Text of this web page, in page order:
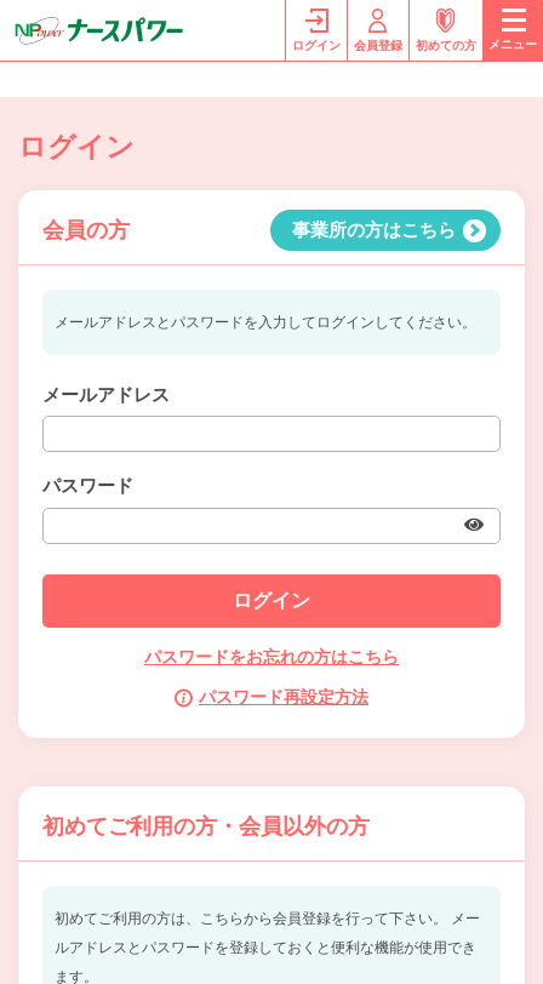
ログイン 会員登録 初めての方 メニュー
ログイン
会員の方 事業所の方はこちら
メールアドレスとパスワードを入力してログインしてください。
メールアドレス
パスワード
パスワードをお忘れの方はこちら
パスワード再設定方法
初めてご利用の方・会員以外の方
初めてご利用の方は、こちらから会員登録を行って下さい。
メー
ルアドレスとパスワードを登録しておくと便利な機能が使用でき
ます。